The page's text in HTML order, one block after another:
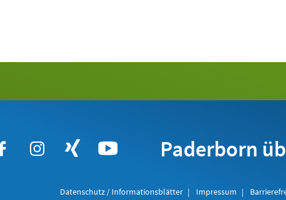
Paderborn
Datenschutz / Informationsblätter Impressum